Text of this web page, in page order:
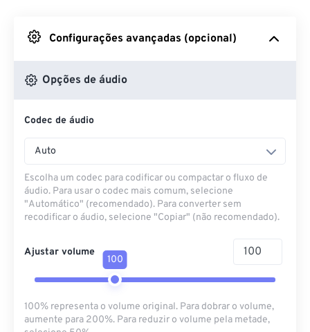
Do Google Drive
Do OneDrive
Configurações avançadas (opcional)
Opções de áudio
Codec de áudio
Auto
Escolha um codec para codificar ou compactar o fluxo de
áudio. Para usar o codec mais comum, selecione
"Automático" (recomendado). Para converter sem
recodificar o áudio, selecione "Copiar" (não recomendado).
Ajustar volume
100
100% representa o volume original. Para dobrar o volume,
aumente para 200%. Para reduzir o volume pela metade,